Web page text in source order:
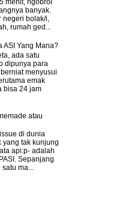
menit, ngobrol
banyak.
negeri bolak/i,
rumah ged...
ASI Yang Mana?
ada satu
dipunya para
menyusui
emak
bisa 24 jam
atau
di dunia
yang tak kunjung
api:p- adalah
Sepanjang
ma...